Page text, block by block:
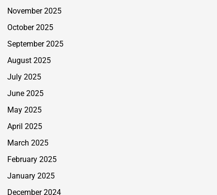
November 2025
October 2025
September 2025
August 2025
July 2025
June 2025
May 2025
April 2025
March 2025
February 2025
January 2025
December 2024